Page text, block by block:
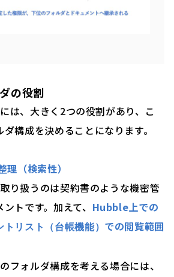
の役割
は、大きく2つの役割があり、こ
構成を決めることになります。
理（検索性）
り扱うのは契約書のような機密管
トです。加えて、 Hubble上での
トリスト（台帳機能） での閲覧範囲
フォルダ構成を考える場合には、